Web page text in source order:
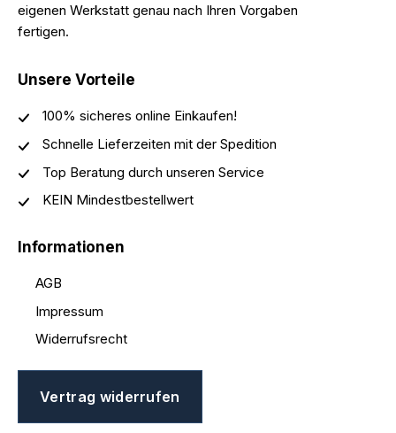
eigenen Werkstatt genau nach Ihren Vorgaben
fertigen.
Unsere Vorteile
100% sicheres online Einkaufen!
Schnelle Lieferzeiten mit der Spedition
Top Beratung durch unseren Service
KEIN Mindestbestellwert
Informationen
AGB
Impressum
Widerrufsrecht
Vertrag widerrufen